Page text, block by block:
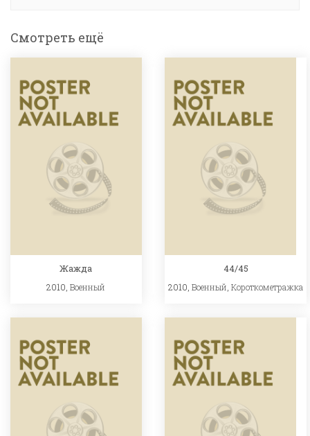
Смотреть ещё
Жажда
2010,Военный
44/45
2010,Военный,Короткометражка